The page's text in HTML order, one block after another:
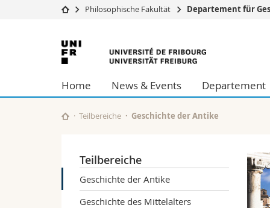
Universität
Studium
Forschung
Universität
Weiterbildung
Wirtschafts-
Philosophische
Fak. für
Philosophische Fakultät Departement für
Universität
Freiburg
Home News & Events Departement
Teilbereiche Geschichte der Antike
Teilbereiche
Geschichte der Antike
Geschichte des Mittelalters